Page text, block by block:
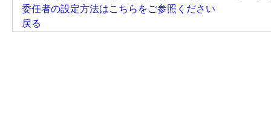
委任者の設定方法はこちらをご参照ください
戻る